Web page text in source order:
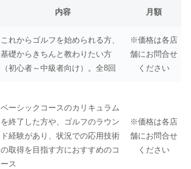
内容 月額
これからゴルフを始められる方、
基礎からきちんと教わりたい方
（初心者～中級者向け）。全8回
※価格は各店
舗にお問合せ
ください
ベーシックコースのカリキュラム
を終了した方や、ゴルフのラウン
ド経験があり、状況での応用技術
の取得を目指す方におすすめのコ
ース
※価格は各店
舗にお問合せ
ください